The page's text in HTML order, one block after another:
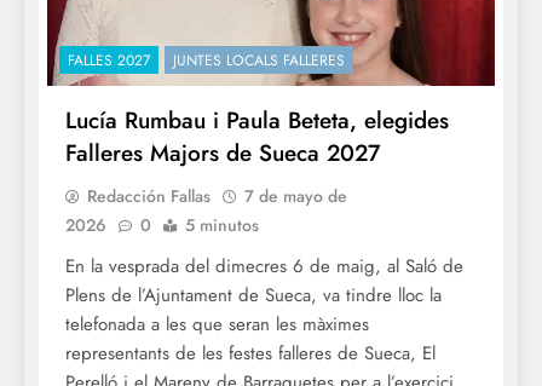
FALLES 2027 JUNTES LOCALS FALLERES
Lucía Rumbau i Paula Beteta, elegides
Falleres Majors de Sueca 2027
Redacción Fallas
7 de mayo de
2026
0 5 minutos
En la vesprada del dimecres 6 de maig, al Saló de
Plens de l’Ajuntament de Sueca, va tindre lloc la
telefonada a les que seran les màximes
representants de les festes falleres de Sueca, El